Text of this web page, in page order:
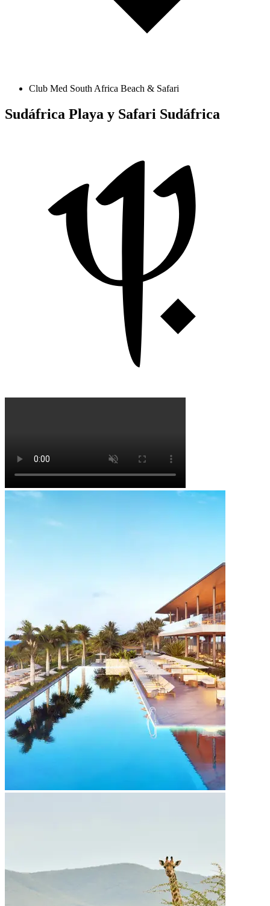
Club Med South Africa Beach & Safari
Sudáfrica Playa y Safari Sudáfrica